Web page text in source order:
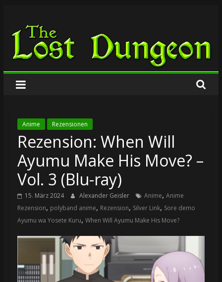
springen
The
Lost
Dungeon
Anime Rezensionen
Rezension: When Will
Ayumu Make His Move? –
Vol. 3 (Blu-ray)
15. März 2024 Alexander Geisler Anime, Anime
Rezension, polyband anime, Rezension, Silver Link, Sore demo
Ayumu wa Yosete Kuru, When Will Ayumu Make His Move?